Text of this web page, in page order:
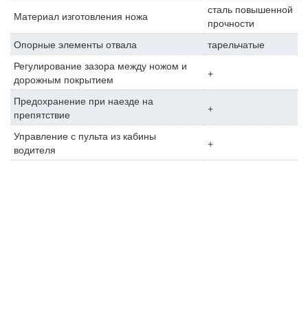
Материал изготовления ножа
сталь повышенной
прочности
Опорные элементы отвала
тарельчатые
Регулирование зазора между ножом и
дорожным покрытием
+
Предохранение при наезде на
препятствие
+
Управление с пульта из кабины
водителя
+